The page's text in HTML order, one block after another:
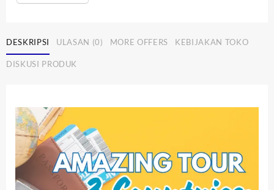
DESKRIPSI ULASAN (0) MORE OFFERS KEBIJAKAN TOKO
DISKUSI PRODUK